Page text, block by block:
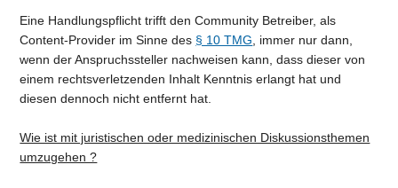
Eine Handlungspflicht trifft den Community Betreiber, als
Content-Provider im Sinne des § 10 TMG , immer nur dann,
wenn der Anspruchssteller nachweisen kann, dass dieser von
einem rechtsverletzenden Inhalt Kenntnis erlangt hat und
diesen dennoch nicht entfernt hat.
Wie ist mit juristischen oder medizinischen Diskussionsthemen
umzugehen ?